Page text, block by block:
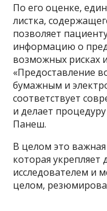
По его оценке,
листка,
позволяет
информацию о
возможных рисках
«Предоставление
бумажным и
соответствует
и делает
Панеш.
В целом это
которая
исследователем и
целом,